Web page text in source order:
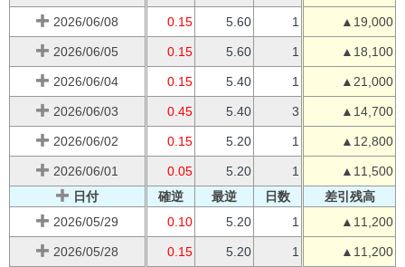
2026/06/08 0.15 5.60 1 ▲19,000
2026/06/05 0.15 5.60 1 ▲18,100
2026/06/04 0.15 5.40 1 ▲21,000
2026/06/03 0.45 5.40 3 ▲14,700
2026/06/02 0.15 5.20 1 ▲12,800
2026/06/01 0.05 5.20 1
▲11,500
日付
確逆 最逆 日数
差引残高
2026/05/29
0.10 5.20 1 ▲11,200
2026/05/28 0.15 5.20 1 ▲11,200